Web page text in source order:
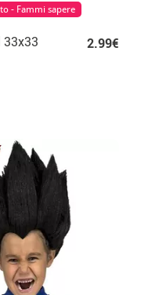
33x33 2.99€
- Fammi sapere